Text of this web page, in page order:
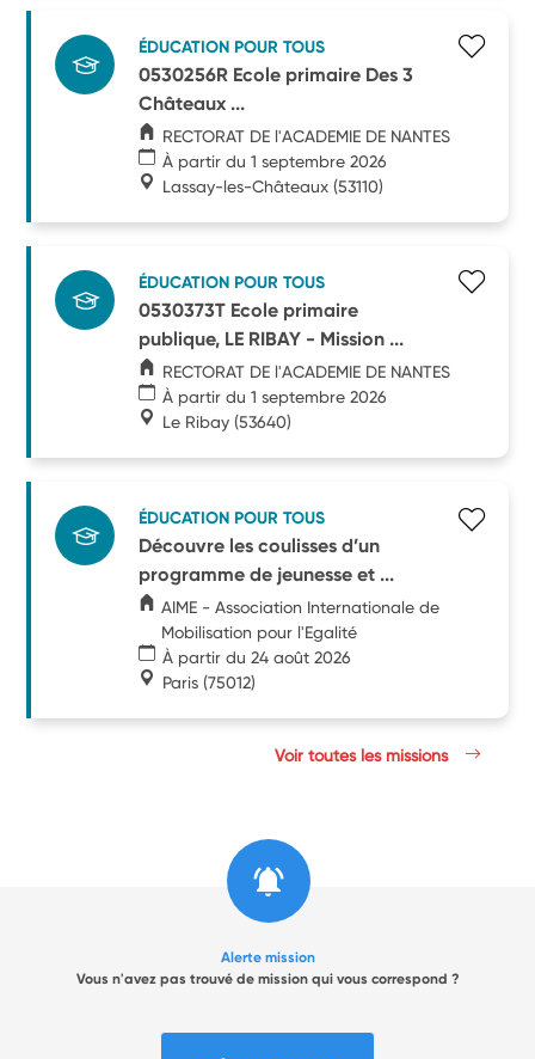
ÉDUCATION POUR TOUS
0530256R Ecole primaire Des 3
Châteaux ...
RECTORAT DE l'ACADEMIE DE NANTES
À partir du 1 septembre 2026
Lassay-les-Châteaux (53110)
ÉDUCATION POUR TOUS
0530373T Ecole primaire
publique, LE RIBAY - Mission ...
RECTORAT DE l'ACADEMIE DE NANTES
À partir du 1 septembre 2026
Le Ribay (53640)
ÉDUCATION POUR TOUS
Découvre les coulisses d’un
programme de jeunesse et ...
AIME - Association Internationale de
Mobilisation pour l'Egalité
À partir du 24 août 2026
Paris (75012)
Voir toutes les missions
Alerte mission
Vous n'avez pas trouvé de mission qui vous correspond ?